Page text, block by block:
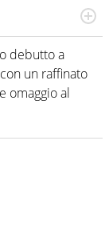
per curiosità
di sport e dei
evasioni
tempo ala
di libero. Cura
di sempre.
debutto a
un raffinato
omaggio al